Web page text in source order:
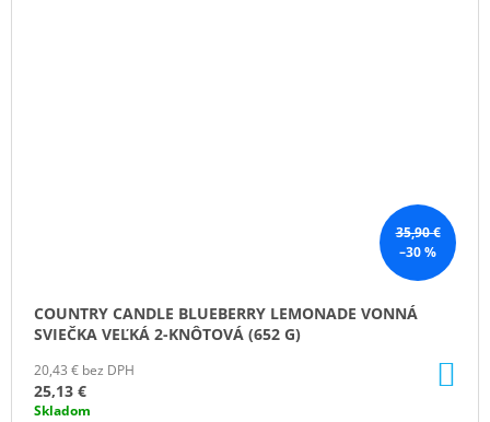
35,90 €
–30 %
COUNTRY CANDLE BLUEBERRY LEMONADE VONNÁ
SVIEČKA VEĽKÁ 2-KNÔTOVÁ (652 G)
20,43 € bez DPH
25,13 €
Skladom